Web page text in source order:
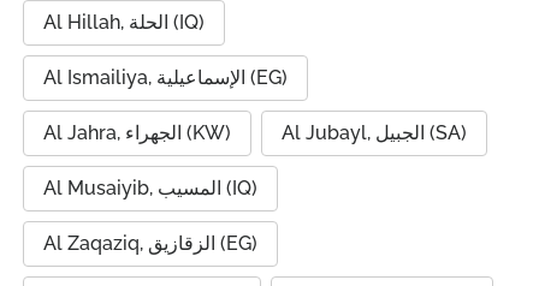
Al Hillah, الحلة (IQ)
Al Ismailiya, الإسماعيلية (EG)
Al Jahra, الجهراء (KW) Al Jubayl, الجبيل (SA)
Al Musaiyib, المسيب (IQ)
Al Zaqaziq, الزقازيق (EG)